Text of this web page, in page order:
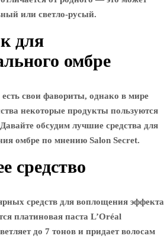
или светло-русый.
для
омбре
свои фавориты, однако в мире
некоторые продукты пользуются
обсудим лучшие средства для
омбре по мнению Salon Secret.
средство
средств для воплощения эффекта
платиновая паста L’Oréal
до 7 тонов и придает волосам